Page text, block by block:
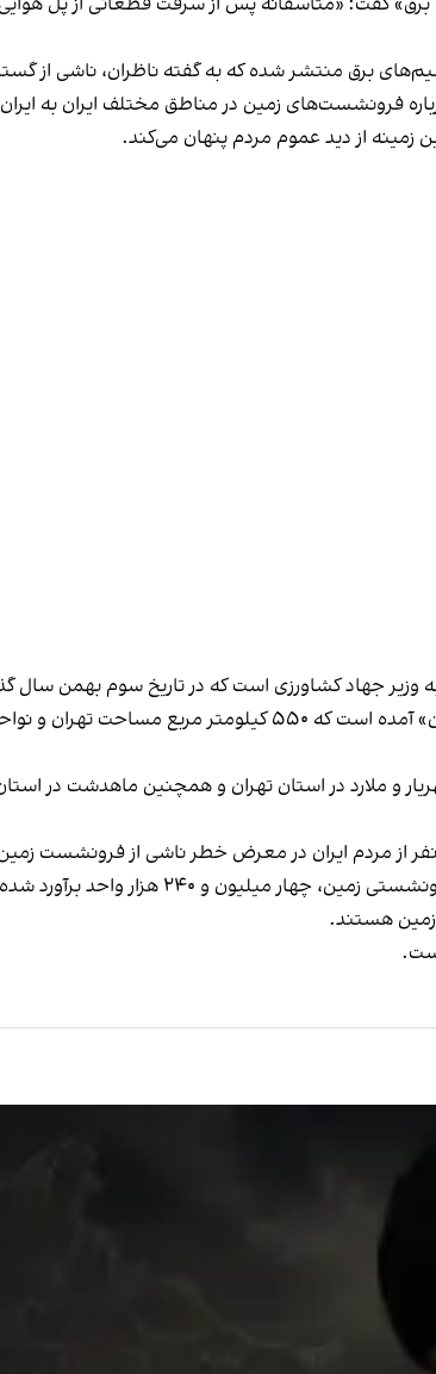
برق منتشر شده که به گفته ناظران، ناشی از
فرونشست‌های زمین در مناطق مختلف ایران به
زمینه از دید عموم مردم پنهان می‌کند.
وزیر جهاد کشاورزی است که در تاریخ سوم بهمن
در این نامه با عنوان «اعلام تغییرات نرخ و پهنه فرونشست زمین در شهر تهران و نواحی اطراف آن»
و ملارد در استان تهران و همچنین ماهدشت در
هستند.